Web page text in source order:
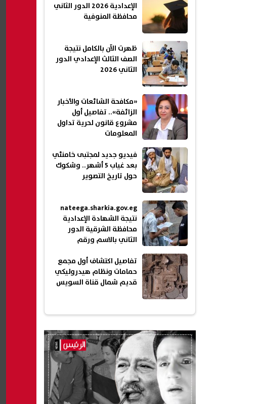
الإعدادية 2026 الدور الثاني
محافظة المنوفية
ظهرت الآن بالكامل نتيجة
الصف الثالث الإعدادي الدور
الثاني 2026
«مكافحة الشائعات والأخبار
الزائفة».. تفاصيل أول
مشروع قانون لحرية تداول
المعلومات
فيديو جديد لمجتبى خامنئي
بعد غياب 5 أشهر.. وشكوك
حول تاريخ التصوير
nateega.sharkia.gov.eg
نتيجة الشهادة الإعدادية
محافظة الشرقية الدور
الثاني بالاسم ورقم
تفاصيل اكتشاف أول مجمع
حمامات ونظام هيدروليكي
قديم شمال قناة السويس